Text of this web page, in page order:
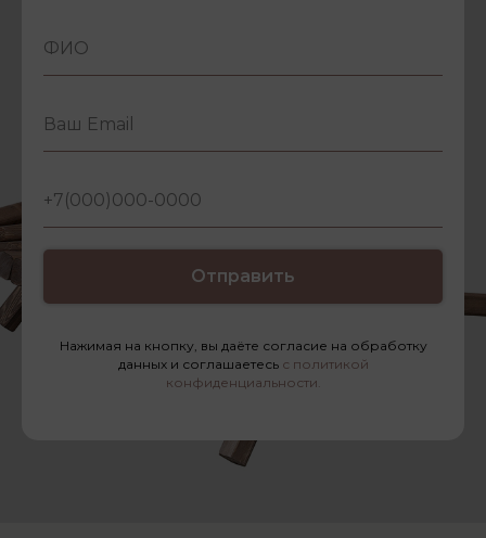
Отправить
Нажимая на кнопку, вы даёте согласие на обработку
данных и соглашаетесь с политикой
конфиденциальности.